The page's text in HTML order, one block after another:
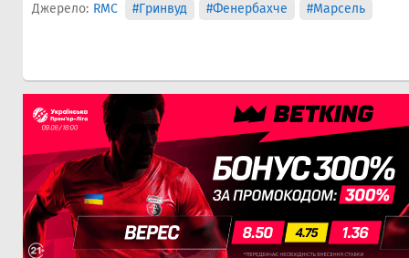
Джерело: RMC #Гринвуд #Фенербахче #Марсель